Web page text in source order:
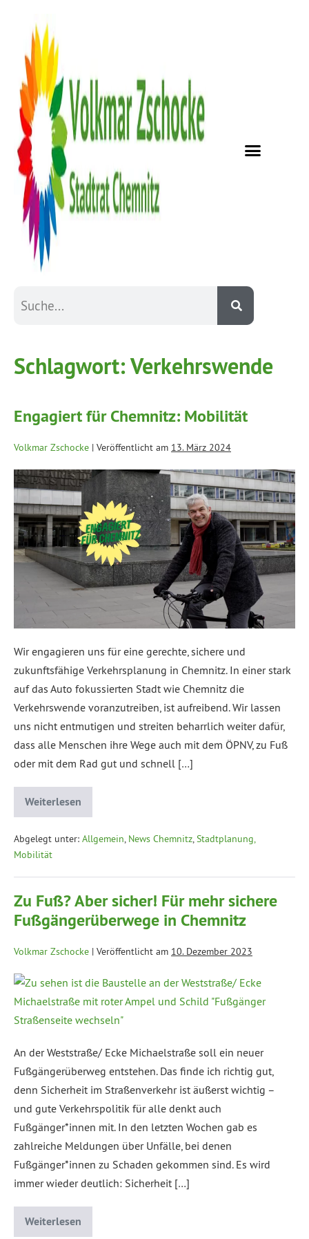
Schlagwort:Verkehrswende
Engagiert für Chemnitz: Mobilität
Volkmar Zschocke | Veröffentlicht am 13. März 2024
Wir engagieren uns für eine gerechte, sichere und
zukunftsfähige Verkehrsplanung in Chemnitz. In einer stark
auf das Auto fokussierten Stadt wie Chemnitz die
Verkehrswende voranzutreiben, ist aufreibend. Wir lassen
uns nicht entmutigen und streiten beharrlich weiter dafür,
dass alle Menschen ihre Wege auch mit dem ÖPNV, zu Fuß
oder mit dem Rad gut und schnell […]
Weiterlesen
Abgelegt unter: Allgemein, News Chemnitz,Stadtplanung,
Mobilität
Zu Fuß? Aber sicher! Für mehr sichere
Fußgängerüberwege in Chemnitz
Volkmar Zschocke | Veröffentlicht am 10. Dezember 2023
An der Weststraße/ Ecke Michaelstraße soll ein neuer
Fußgängerüberweg entstehen. Das finde ich richtig gut,
denn Sicherheit im Straßenverkehr ist äußerst wichtig –
und gute Verkehrspolitik für alle denkt auch
Fußgänger*innen mit. In den letzten Wochen gab es
zahlreiche Meldungen über Unfälle, bei denen
Fußgänger*innen zu Schaden gekommen sind. Es wird
immer wieder deutlich: Sicherheit […]
Weiterlesen